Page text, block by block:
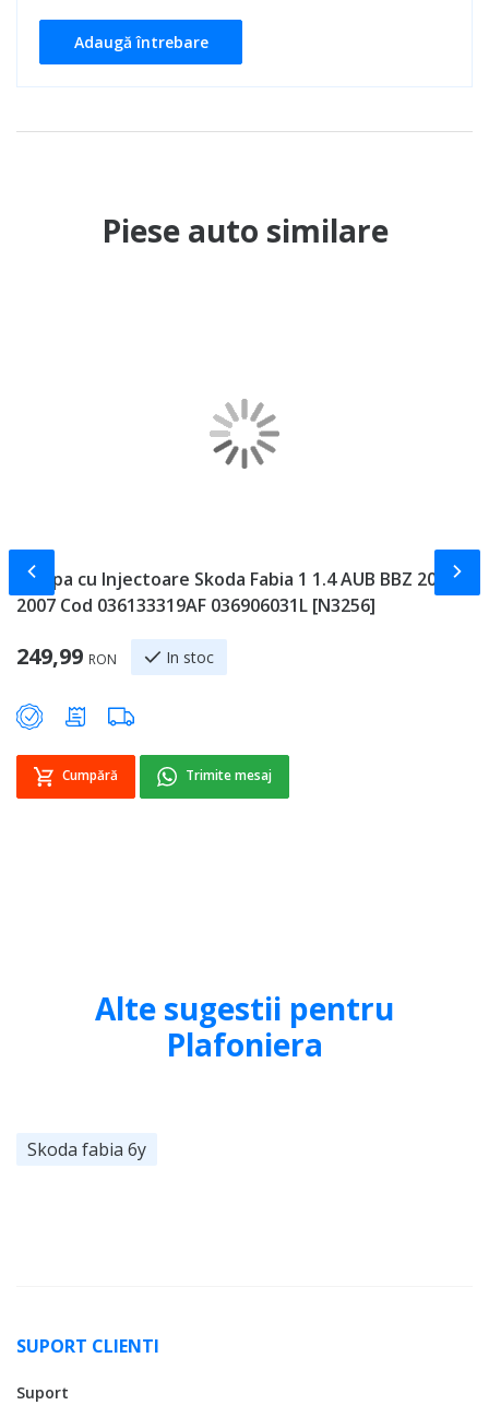
Adaugă întrebare
Piese auto similare
Rampa cu Injectoare Skoda Fabia 1 1.4 AUB BBZ 2000 -
2007 Cod 036133319AF 036906031L [N3256]
249,99 RON In stoc
Cumpără Trimite mesaj
Slide-ul anterior
Alte sugestii pentru
Plafoniera
Skoda fabia 6y
SUPORT CLIENTI
Suport